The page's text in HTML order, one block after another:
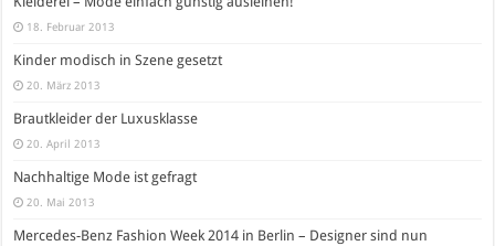
18. Februar 2013
Kinder modisch in Szene gesetzt
20. März 2013
Brautkleider der Luxusklasse
20. April 2013
Nachhaltige Mode ist gefragt
20. Mai 2013
Mercedes-Benz Fashion Week 2014 in Berlin – Designer sind nun